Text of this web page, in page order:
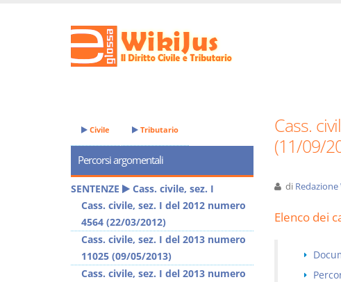
Cass.
(11/09/
di Redazione
Elenco dei
Civile Tributario
Percorsi argomentali
SENTENZE
Cass. civile, sez. I
Cass. civile, sez. I del 2012 numero
4564 (22/03/2012)
Cass. civile, sez. I del 2013 numero
11025 (09/05/2013)
Cass. civile, sez. I del 2013 numero